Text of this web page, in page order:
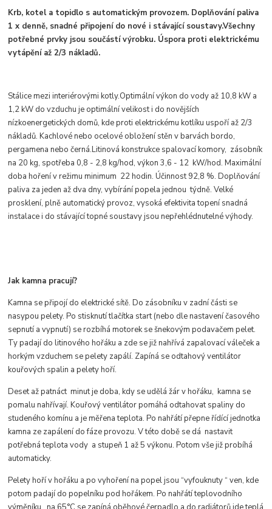
Krb, kotel a topidlo s automatickým provozem. Doplňování paliva
1 x denně, snadné připojení do nové i stávající soustavy.Všechny
potřebné prvky jsou součástí výrobku. Úspora proti elektrickému
vytápění až 2/3 nákladů.
Stálice mezi interiérovými kotly.Optimální výkon do vody až 10,8 kW a
1,2 kW do vzduchu je optimální velikost i do novějších
nízkoenergetických domů, kde proti elektrickému kotlíku uspoří až 2/3
nákladů. Kachlové nebo ocelové obložení stěn v barvách bordo,
pergamena nebo černá.Litinová konstrukce spalovací komory, zásobník
na 20 kg, spotřeba 0,8 - 2,8 kg/hod, výkon 3,6 - 12 kW/hod. Maximální
doba hoření v režimu minimum 22 hodin. Účinnost 92,8 %. Doplňování
paliva za jeden až dva dny, vybírání popela jednou týdně. Velké
prosklení, plně automatický provoz, vysoká efektivita topení snadná
instalace i do stávající topné soustavy jsou nepřehlédnutelné výhody.
Jak kamna pracují?
Kamna se připojí do elektrické sítě. Do zásobníku v zadní části se
nasypou pelety. Po stisknutí tlačítka start (nebo dle nastavení časového
sepnutí a vypnutí) se rozbíhá motorek se šnekovým podavačem pelet.
Ty padají do litinového hořáku a zde se již nahřívá zapalovací váleček a
horkým vzduchem se pelety zapálí. Zapíná se odtahový ventilátor
kouřových spalin a pelety hoří.
Deset až patnáct minut je doba, kdy se udělá žár v hořáku, kamna se
pomalu nahřívají. Kouřový ventilátor pomáhá odtahovat spaliny do
studeného komínu a je měřena teplota. Po nahřátí přepne řídící jednotka
kamna ze zapálení do fáze provozu. V této době se dá nastavit
potřebná teplota vody a stupeň 1 až 5 výkonu. Potom vše již probíhá
automaticky.
Pelety hoří v hořáku a po vyhoření na popel jsou “vyfouknuty “ ven, kde
potom padají do popelníku pod hořákem. Po nahřátí teplovodního